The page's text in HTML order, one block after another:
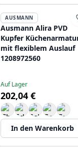
AUSMANN
Ausmann Alira PVD
Kupfer
mit flexiblem Auslauf
1208972560
Auf Lager
202,04 €
In den Warenkorb